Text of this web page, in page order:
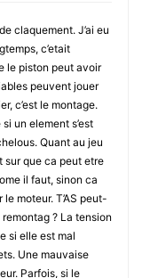
claquement. J’ai eu
c’etait
le piston peut avoir
peuvent jouer
c’est le montage.
un element s’est
Quant au jeu
sur que ca peut etre
il faut, sinon ca
moteur. T’AS peut-
? La tension
si elle est mal
Une mauvaise
Parfois, si le